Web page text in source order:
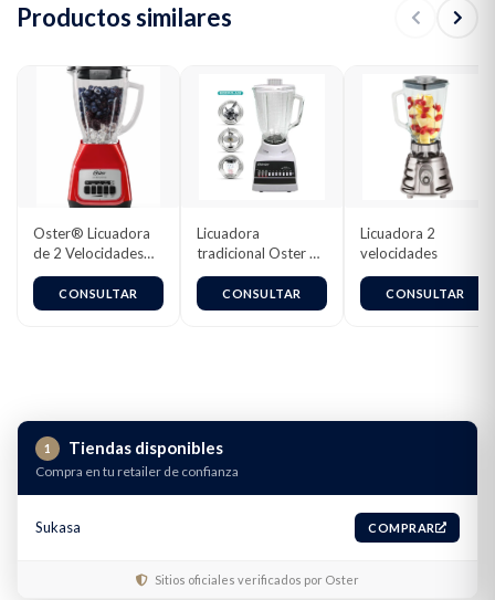
Productos similares
Oster® Licuadora
de 2 Velocidades
más Pulso, con Vaso
de Vidrio
Boroclass®, 1.5 L,
CONSULTAR
Licuadora
tradicional Oster 10
velocidades
4112(127v) / 4172
(220v)
CONSULTAR
Licuadora 2
velocidades
CONSULTAR
1 Tiendas disponibles
Compra en tu retailer de confianza
Sukasa COMPRAR
Sitios oficiales verificados por Oster